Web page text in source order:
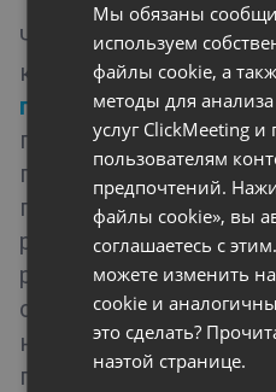
Приемная
Советы и
Чтобы перейти на
к специалистам
поддержки клиентов
понизить категорию
перейти на любую
подписку, начиная со
расчетного периода.
рекомендуем
специалистам за
начала нового
поможет правильно
Мы обязаны
используем
файлы cookie, а
методы для
услуг ClickMeeting
пользователям
предпочтений.
файлы cookie», вы
соглашаетесь с
можете изменить
cookie и
это сделать?
наэтой странице.